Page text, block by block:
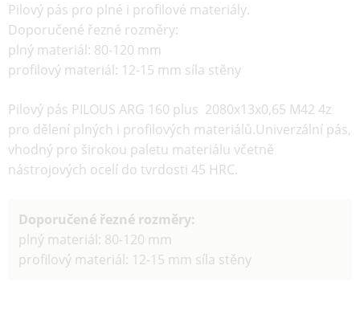
Pilový pás pro plné i profilové materiály.
Doporučené řezné rozměry:
plný materiál: 80-120 mm
profilový materiál: 12-15 mm síla stěny
Pilový pás PILOUS ARG 160 plus 2080x13x0,65 M42 4z
pro dělení plných i profilových materiálů.Univerzální pás,
vhodný pro širokou paletu materiálu včetně
nástrojových ocelí do tvrdosti 45 HRC.
Doporučené řezné rozměry:
plný materiál: 80-120 mm
profilový materiál: 12-15 mm síla stěny